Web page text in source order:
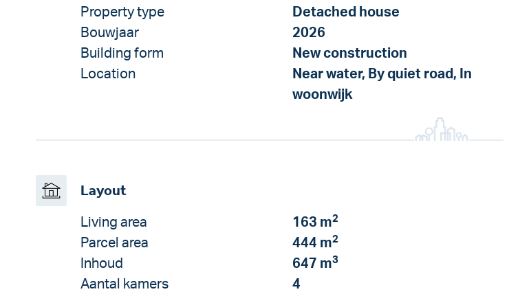
Property type
Detached house
Bouwjaar
2026
Building form
New construction
Location
Near water, By quiet road, In
woonwijk
Layout
Living area 163 m2
Parcel area 444 m2
Inhoud 647 m3
Aantal kamers
4